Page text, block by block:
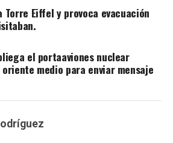
Torre Eiffel y provoca evacuación
el portaaviones nuclear
medio para enviar mensaje